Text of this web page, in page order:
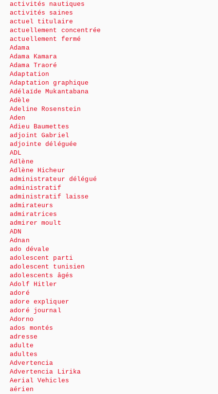
activités nautiques
activités saines
actuel titulaire
actuellement concentrée
actuellement fermé
Adama
Adama Kamara
Adama Traoré
Adaptation
Adaptation graphique
Adélaïde Mukantabana
Adèle
Adeline Rosenstein
Aden
Adieu Baumettes
adjoint Gabriel
adjointe déléguée
ADL
Adlène
Adlène Hicheur
administrateur délégué
administratif
administratif laisse
admirateurs
admiratrices
admirer moult
ADN
Adnan
ado dévale
adolescent parti
adolescent tunisien
adolescents âgés
Adolf Hitler
adoré
adore expliquer
adoré journal
Adorno
ados montés
adresse
adulte
adultes
Advertencia
Advertencia Lirika
Aerial Vehicles
aérien